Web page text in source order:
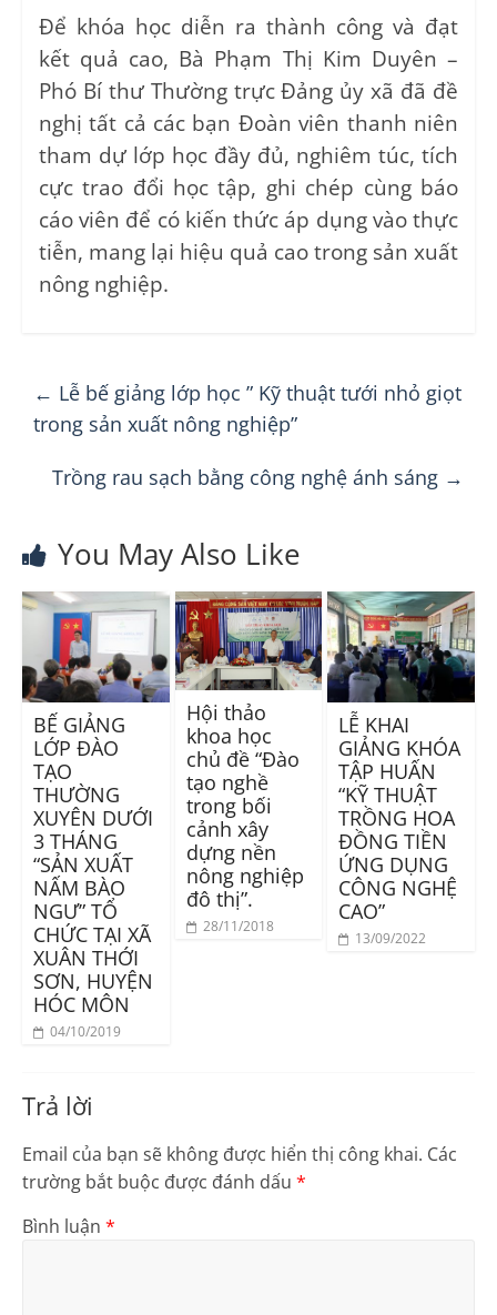
Để khóa học diễn ra thành công và đạt
kết quả cao, Bà Phạm Thị Kim Duyên –
Phó Bí thư Thường trực Đảng ủy xã đã đề
nghị tất cả các bạn Đoàn viên thanh niên
tham dự lớp học đầy đủ, nghiêm túc, tích
cực trao đổi học tập, ghi chép cùng báo
cáo viên để có kiến thức áp dụng vào thực
tiễn, mang lại hiệu quả cao trong sản xuất
nông nghiệp.
← Lễ bế giảng lớp học ” Kỹ thuật tưới nhỏ giọt
trong sản xuất nông nghiệp”
Trồng rau sạch bằng công nghệ ánh sáng →
You May Also Like
BẾ GIẢNG
LỚP ĐÀO
TẠO
THƯỜNG
XUYÊN DƯỚI
3 THÁNG
“SẢN XUẤT
NẤM BÀO
NGƯ” TỔ
CHỨC TẠI XÃ
XUÂN THỚI
SƠN, HUYỆN
HÓC MÔN
04/10/2019
Hội thảo
khoa học
chủ đề “Đào
tạo nghề
trong bối
cảnh xây
dựng nền
nông nghiệp
đô thị”.
28/11/2018
LỄ KHAI
GIẢNG KHÓA
TẬP HUẤN
“KỸ THUẬT
TRỒNG HOA
ĐỒNG TIỀN
ỨNG DỤNG
CÔNG NGHỆ
CAO”
13/09/2022
Trả lời
Email của bạn sẽ không được hiển thị công khai. Các
trường bắt buộc được đánh dấu *
Bình luận *